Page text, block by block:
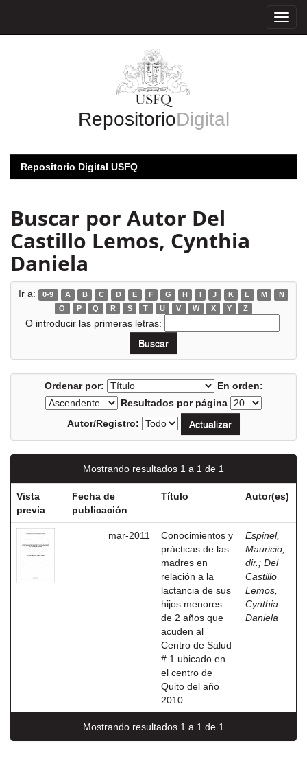
RepositorioDigital
Repositorio Digital USFQ
Buscar por Autor Del
Castillo Lemos, Cynthia
Daniela
Ir a: 0-9 A B C D E F G H I J K L M
N
O
P Q R S T U V W X Y Z
O introducir las primeras letras:
Ordenar por:
En orden:
Resultados por página
Autor/Registro:
Mostrando resultados 1 a 1 de 1
Vista
previa
Fecha de
publicación
Título Autor(es)
mar-2011
Conocimientos y
prácticas de las
madres en
relación a la
lactancia de sus
hijos menores
de 2 años que
acuden al
Centro de Salud
# 1 ubicado en
el centro de
Quito del año
2010
Espinel,
Mauricio,
dir. ; Del
Castillo
Lemos,
Cynthia
Daniela
Mostrando resultados 1 a 1 de 1